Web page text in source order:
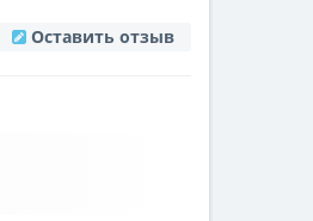
Оставить отзыв